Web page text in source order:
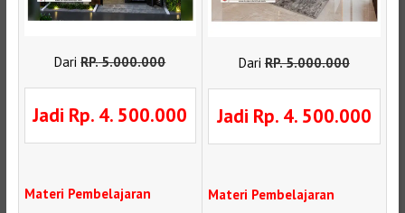
DariRP.5.000.000
Jadi Rp. 4. 500.000
Materi Pembelajaran
DariRP.5.000.000
Jadi Rp. 4. 500.000
Materi Pembelajaran